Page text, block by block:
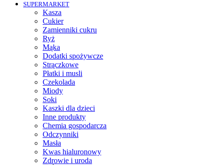
SUPERMARKET
Kasza
Cukier
Zamienniki cukru
Ryż
Mąka
Dodatki spożywcze
Strączkowe
Płatki i musli
Czekolada
Miody
Soki
Kaszki dla dzieci
Inne produkty
Chemia gospodarcza
Odczynniki
Masła
Kwas hialuronowy
Zdrowie i uroda